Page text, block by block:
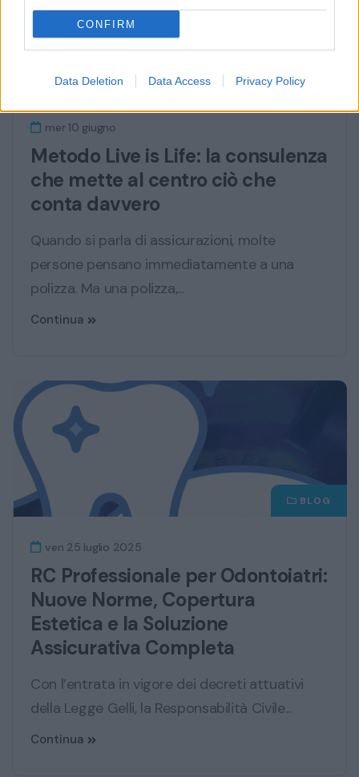
CONFIRM
Data Deletion Data Access Privacy PolicyBLOG
mer 10 giugno
Metodo Live is Life: la consulenza
che mette al centro ciò che
conta davvero
Quando si parla di assicurazioni, molte
persone pensano immediatamente a una
polizza. Ma una polizza,...
Continua
BLOG
ven 25 luglio 2025
RC Professionale per Odontoiatri:
Nuove Norme, Copertura
Estetica e la Soluzione
Assicurativa Completa
Con l’entrata in vigore dei decreti attuativi
della Legge Gelli, la Responsabilità Civile...
Continua